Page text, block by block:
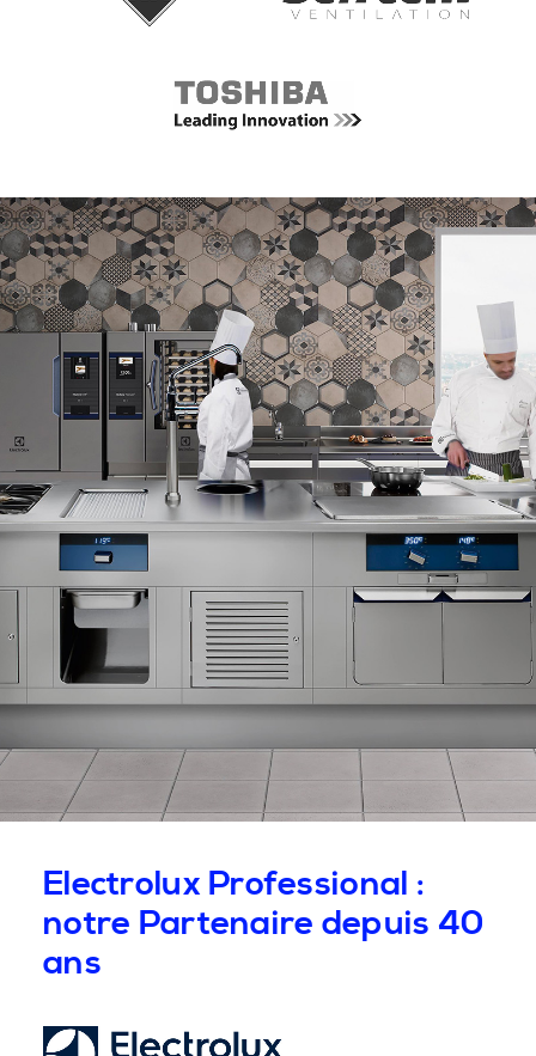
Electrolux Professional :
notre Partenaire depuis 40
ans